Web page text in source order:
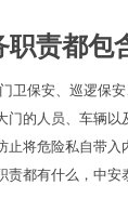
职责都包
卫保安、巡逻保
门的人员、车辆
止将危险私自带
责都有什么，中安